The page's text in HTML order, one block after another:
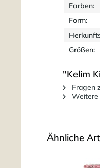
Farben:
Form:
Größen:
"Kelim
Fragen
Weitere
Ähnliche